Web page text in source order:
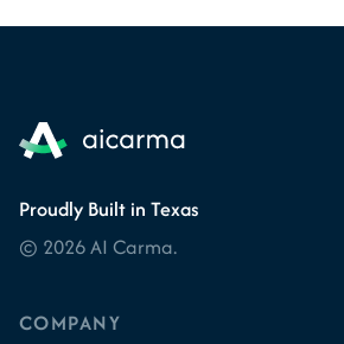
Proudly Built in Texas
© 2026 AI Carma.
COMPANY